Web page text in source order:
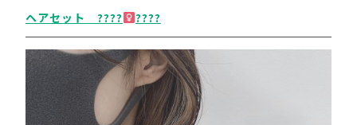
ヘアセット ????‍ ????